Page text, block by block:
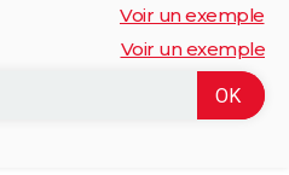
Voir un exemple
Voir un exemple